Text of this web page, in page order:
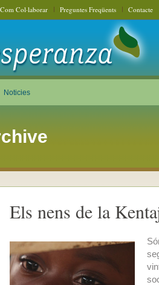
Com Col·laborar Preguntes Freqüents Contacte
Noticies
Els nens de la